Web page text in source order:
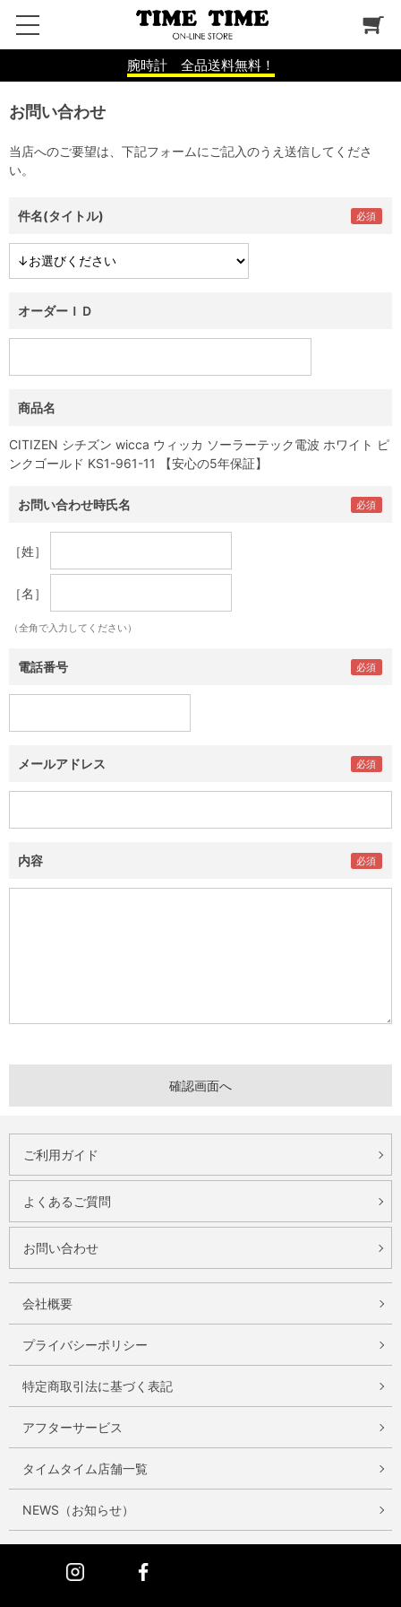
腕時計 全品送料無料！
お問い合わせ
当店へのご要望は、下記フォームにご記入のうえ送信してくださ
い。
件名(タイトル)
オーダーＩＤ
商品名
CITIZEN シチズン wicca ウィッカ ソーラーテック電波 ホワイト ピ
ンクゴールド KS1-961-11 【安心の5年保証】
お問い合わせ時氏名
［姓］
［名］
（全角で入力してください）
電話番号
メールアドレス
内容
ご利用ガイド
よくあるご質問
お問い合わせ
会社概要
プライバシーポリシー
特定商取引法に基づく表記
アフターサービス
タイムタイム店舗一覧
NEWS（お知らせ）
Instagram